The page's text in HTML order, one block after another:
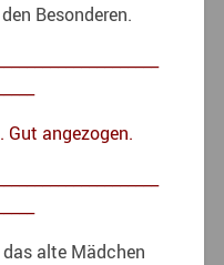
Besonderen.
Gut angezogen.
alte Mädchen